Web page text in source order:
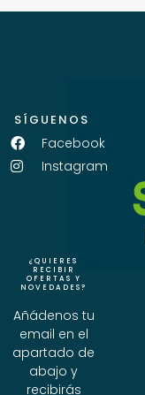
¿QUIERES
RECIBIR
OFERTAS Y
NOVEDADES?
Añádenos tu
email en el
apartado de
abajo y
recibirás
SÍGUENOS
Facebook
Instagram